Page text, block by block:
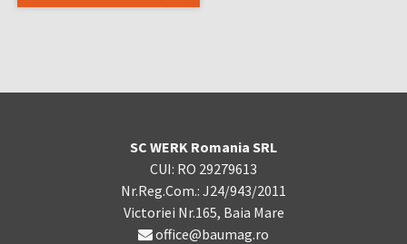
SC WERK Romania SRL
CUI: RO 29279613
Nr.Reg.Com.: J24/943/2011
Victoriei Nr.165, Baia Mare
office@baumag.ro